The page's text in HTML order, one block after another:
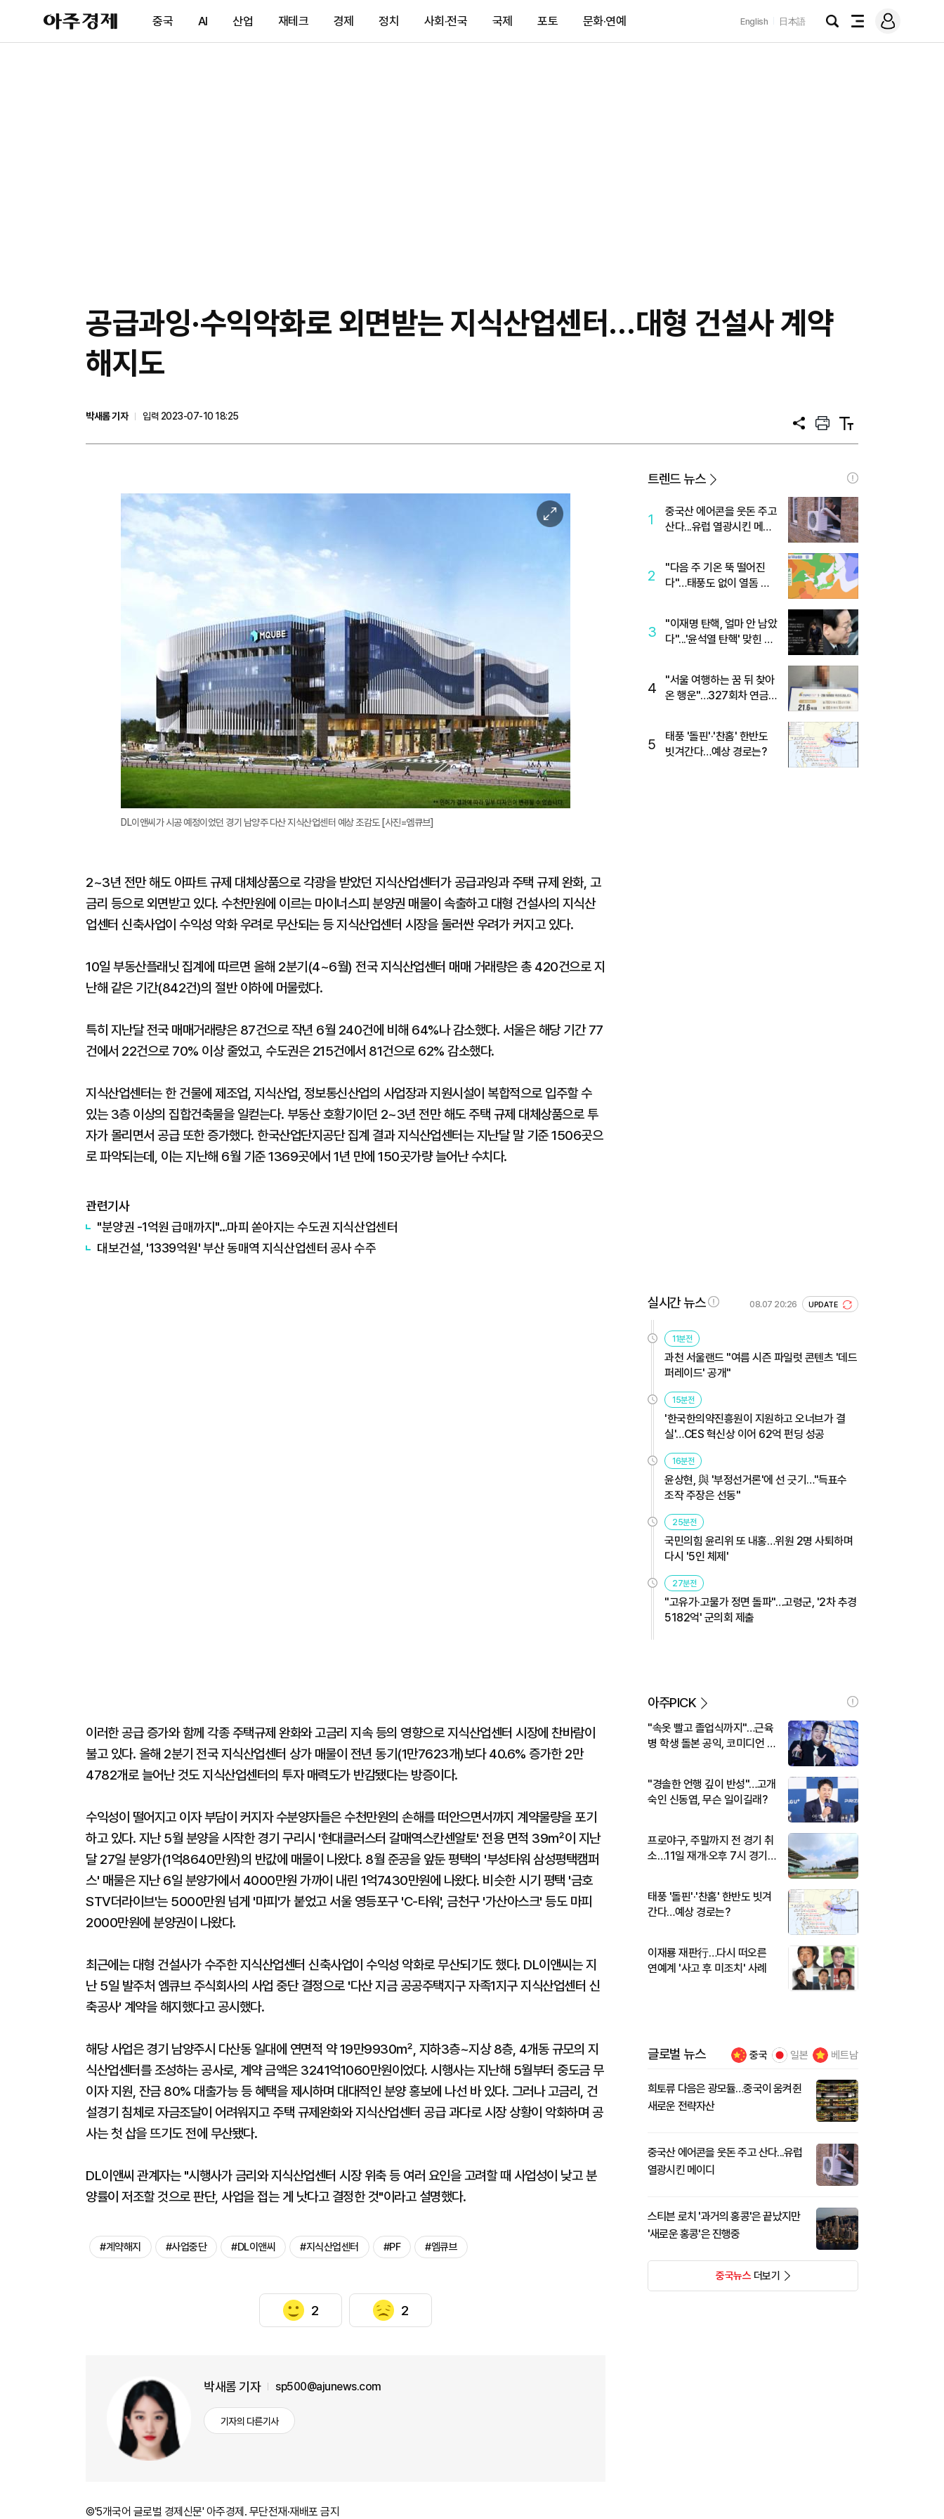
아
주
제
중국 AI 산업 재테크 경제 정치 사회·전국 국제 포토 문화·연예 English 日本語
검
전
메
그
​공급과잉·수익악화로 외면받는 지식산업센터…대형 건설사 계약
해지도
박새롬 기자
입력 2023-07-10 18:25
공
프
트
텍
트
이
미
DL이앤씨가 시공 예정이었던 경기 남양주 다산 지식산업센터 예상 조감도 [사진=엠큐브]
2~3년 전만 해도 아파트 규제 대체상품으로 각광을 받았던 지식산업센터가 공급과잉과 주택 규제 완화, 고
금리 등으로 외면받고 있다. 수천만원에 이르는 마이너스피 분양권 매물이 속출하고 대형 건설사의 지식산
업센터 신축사업이 수익성 악화 우려로 무산되는 등 지식산업센터 시장을 둘러싼 우려가 커지고 있다.
10일 부동산플래닛 집계에 따르면 올해 2분기(4~6월) 전국 지식산업센터 매매 거래량은 총 420건으로 지
난해 같은 기간(842건)의 절반 이하에 머물렀다.
특히 지난달 전국 매매거래량은 87건으로 작년 6월 240건에 비해 64%나 감소했다. 서울은 해당 기간 77
건에서 22건으로 70% 이상 줄었고, 수도권은 215건에서 81건으로 62% 감소했다.
지식산업센터는 한 건물에 제조업, 지식산업, 정보통신산업의 사업장과 지원시설이 복합적으로 입주할 수
있는 3층 이상의 집합건축물을 일컫는다. 부동산 호황기이던 2~3년 전만 해도 주택 규제 대체상품으로 투
자가 몰리면서 공급 또한 증가했다. 한국산업단지공단 집계 결과 지식산업센터는 지난달 말 기준 1506곳으
로 파악되는데, 이는 지난해 6월 기준 1369곳에서 1년 만에 150곳가량 늘어난 수치다.
관련기사
"분양권 -1억원 급매까지"…마피 쏟아지는 수도권 지식산업센터
대보건설, '1339억원' 부산 동매역 지식산업센터 공사 수주
이러한 공급 증가와 함께 각종 주택규제 완화와 고금리 지속 등의 영향으로 지식산업센터 시장에 찬바람이
불고 있다. 올해 2분기 전국 지식산업센터 상가 매물이 전년 동기(1만7623개)보다 40.6% 증가한 2만
4782개로 늘어난 것도 지식산업센터의 투자 매력도가 반감됐다는 방증이다.
수익성이 떨어지고 이자 부담이 커지자 수분양자들은 수천만원의 손해를 떠안으면서까지 계약물량을 포기
하고 있다. 지난 5월 분양을 시작한 경기 구리시 '현대클러스터 갈매역스칸센알토' 전용 면적 39㎡이 지난
달 27일 분양가(1억8640만원)의 반값에 매물이 나왔다. 8월 준공을 앞둔 평택의 '부성타워 삼성평택캠퍼
스' 매물은 지난 6일 분양가에서 4000만원 가까이 내린 1억7430만원에 나왔다. 비슷한 시기 평택 '금호
STV더라이브'는 5000만원 넘게 '마피'가 붙었고 서울 영등포구 'C-타워', 금천구 '가산아스크' 등도 마피
2000만원에 분양권이 나왔다.
최근에는 대형 건설사가 수주한 지식산업센터 신축사업이 수익성 악화로 무산되기도 했다. DL이앤씨는 지
난 5일 발주처 엠큐브 주식회사의 사업 중단 결정으로 '다산 지금 공공주택지구 자족1지구 지식산업센터 신
축공사' 계약을 해지했다고 공시했다.
해당 사업은 경기 남양주시 다산동 일대에 연면적 약 19만9930㎡, 지하3층~지상 8층, 4개동 규모의 지
식산업센터를 조성하는 공사로, 계약 금액은 3241억1060만원이었다. 시행사는 지난해 5월부터 중도금 무
이자 지원, 잔금 80% 대출가능 등 혜택을 제시하며 대대적인 분양 홍보에 나선 바 있다. 그러나 고금리, 건
설경기 침체로 자금조달이 어려워지고 주택 규제완화와 지식산업센터 공급 과다로 시장 상황이 악화하며 공
사는 첫 삽을 뜨기도 전에 무산됐다.
DL이앤씨 관계자는 "시행사가 금리와 지식산업센터 시장 위축 등 여러 요인을 고려할 때 사업성이 낮고 분
양률이 저조할 것으로 판단, 사업을 접는 게 낫다고 결정한 것"이라고 설명했다.
#계약해지 #사업중단 #DL이앤씨 #지식산업센터 #PF #엠큐브
2 2
박새롬 기자 sp500@ajunews.com
기자의 다른기사
©'5개국어 글로벌 경제신문' 아주경제. 무단전재·재배포 금지
트렌드 뉴스
1
중국산 에어콘을 웃돈 주고
산다...유럽 열광시킨 메이
2
"다음 주 기온 뚝 떨어진
다"…태풍도 없이 열돔 박
3
"이재명 탄핵, 얼마 안 남았
다"...'윤석열 탄핵' 맞힌 무
4
"서울 여행하는 꿈 뒤 찾아
온 행운"…327회차 연금
5
태풍 '돌핀'·'찬홈' 한반도
빗겨간다…예상 경로는?
실시간 뉴스 08.07 20:26 UPDATE
11분전
과천 서울랜드 "여름 시즌 파일럿 콘텐츠 '데드
퍼레이드' 공개"
15분전
'한국한의약진흥원이 지원하고 오너브가 결
실'…CES 혁신상 이어 62억 펀딩 성공
16분전
윤상현, 與 '부정선거론'에 선 긋기…"득표수
조작 주장은 선동"
25분전
국민의힘 윤리위 또 내홍…위원 2명 사퇴하며
다시 '5인 체제'
27분전
"고유가·고물가 정면 돌파"…고령군, '2차 추경
5182억' 군의회 제출
아주PICK
"속옷 빨고 졸업식까지"…근육
병 학생 돌본 공익, 코미디언 김
"경솔한 언행 깊이 반성"…고개
숙인 신동엽, 무슨 일이길래?
프로야구, 주말까지 전 경기 취
소…11일 재개·오후 7시 경기
태풍 '돌핀'·'찬홈' 한반도 빗겨
간다…예상 경로는?
이재룡 재판行…다시 떠오른
연예계 '사고 후 미조치' 사례
글로벌 뉴스 중국 일본 베트남
희토류 다음은 광모듈…중국이 움켜쥔
새로운 전략자산
중국산 에어콘을 웃돈 주고 산다...유럽
열광시킨 메이디
스티븐 로치 '과거의 홍콩'은 끝났지만
'새로운 홍콩'은 진행중
중국뉴스더보기